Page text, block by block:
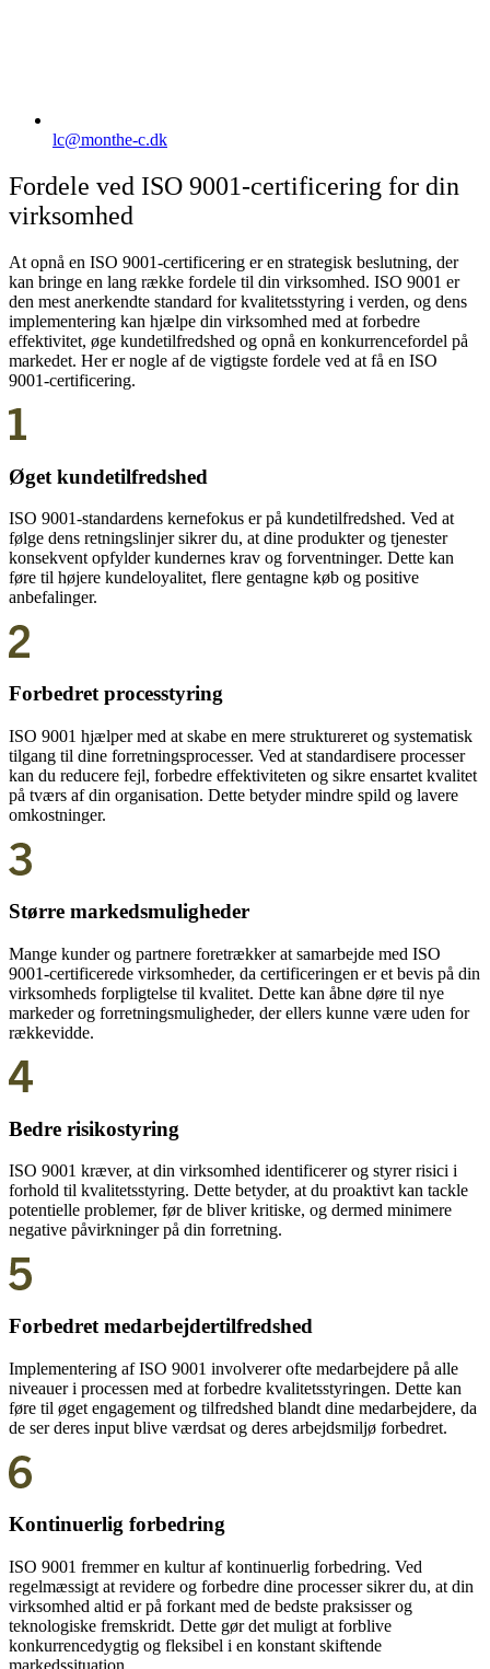
lc@monthe-c.dk
Fordele ved ISO 9001-certificering for din
virksomhed
At opnå en ISO 9001-certificering er en strategisk beslutning, der
kan bringe en lang række fordele til din virksomhed. ISO 9001 er
den mest anerkendte standard for kvalitetsstyring i verden, og dens
implementering kan hjælpe din virksomhed med at forbedre
effektivitet, øge kundetilfredshed og opnå en konkurrencefordel på
markedet. Her er nogle af de vigtigste fordele ved at få en ISO
9001-certificering.
Øget kundetilfredshed
ISO 9001-standardens kernefokus er på kundetilfredshed. Ved at
følge dens retningslinjer sikrer du, at dine produkter og tjenester
konsekvent opfylder kundernes krav og forventninger. Dette kan
føre til højere kundeloyalitet, flere gentagne køb og positive
anbefalinger.
Forbedret processtyring
ISO 9001 hjælper med at skabe en mere struktureret og systematisk
tilgang til dine forretningsprocesser. Ved at standardisere processer
kan du reducere fejl, forbedre effektiviteten og sikre ensartet kvalitet
på tværs af din organisation. Dette betyder mindre spild og lavere
omkostninger.
Større markedsmuligheder
Mange kunder og partnere foretrækker at samarbejde med ISO
9001-certificerede virksomheder, da certificeringen er et bevis på din
virksomheds forpligtelse til kvalitet. Dette kan åbne døre til nye
markeder og forretningsmuligheder, der ellers kunne være uden for
rækkevidde.
Bedre risikostyring
ISO 9001 kræver, at din virksomhed identificerer og styrer risici i
forhold til kvalitetsstyring. Dette betyder, at du proaktivt kan tackle
potentielle problemer, før de bliver kritiske, og dermed minimere
negative påvirkninger på din forretning.
Forbedret medarbejdertilfredshed
Implementering af ISO 9001 involverer ofte medarbejdere på alle
niveauer i processen med at forbedre kvalitetsstyringen. Dette kan
føre til øget engagement og tilfredshed blandt dine medarbejdere, da
de ser deres input blive værdsat og deres arbejdsmiljø forbedret.
Kontinuerlig forbedring
ISO 9001 fremmer en kultur af kontinuerlig forbedring. Ved
regelmæssigt at revidere og forbedre dine processer sikrer du, at din
virksomhed altid er på forkant med de bedste praksisser og
teknologiske fremskridt. Dette gør det muligt at forblive
konkurrencedygtig og fleksibel i en konstant skiftende
markedssituation.